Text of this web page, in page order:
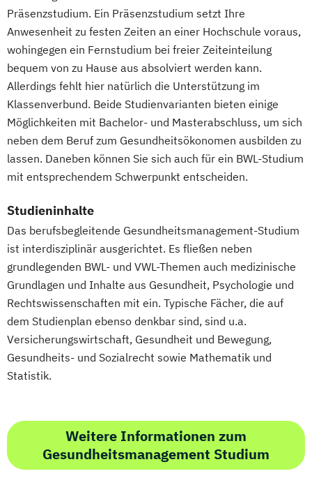
Präsenzstudium. Ein Präsenzstudium setzt Ihre
Anwesenheit zu festen Zeiten an einer Hochschule voraus,
wohingegen ein Fernstudium bei freier Zeiteinteilung
bequem von zu Hause aus absolviert werden kann.
Allerdings fehlt hier natürlich die Unterstützung im
Klassenverbund. Beide Studienvarianten bieten einige
Möglichkeiten mit Bachelor- und Masterabschluss, um sich
neben dem Beruf zum Gesundheitsökonomen ausbilden zu
lassen. Daneben können Sie sich auch für ein BWL-Studium
mit entsprechendem Schwerpunkt entscheiden.
Studieninhalte
Das berufsbegleitende Gesundheitsmanagement-Studium
ist interdisziplinär ausgerichtet. Es fließen neben
grundlegenden BWL- und VWL-Themen auch medizinische
Grundlagen und Inhalte aus Gesundheit, Psychologie und
Rechtswissenschaften mit ein. Typische Fächer, die auf
dem Studienplan ebenso denkbar sind, sind u.a.
Versicherungswirtschaft, Gesundheit und Bewegung,
Gesundheits- und Sozialrecht sowie Mathematik und
Statistik.
Weitere Informationen zum
Gesundheitsmanagement Studium